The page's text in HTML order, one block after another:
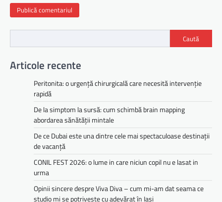
Caută
Articole recente
Peritonita: o urgență chirurgicală care necesită intervenție
rapidă
De la simptom la sursă: cum schimbă brain mapping
abordarea sănătății mintale
De ce Dubai este una dintre cele mai spectaculoase destinații
de vacanță
CONIL FEST 2026: o lume in care niciun copil nu e lasat in
urma
Opinii sincere despre Viva Diva – cum mi-am dat seama ce
studio mi se potrivește cu adevărat în Iași